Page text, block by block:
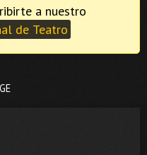
de Teatro